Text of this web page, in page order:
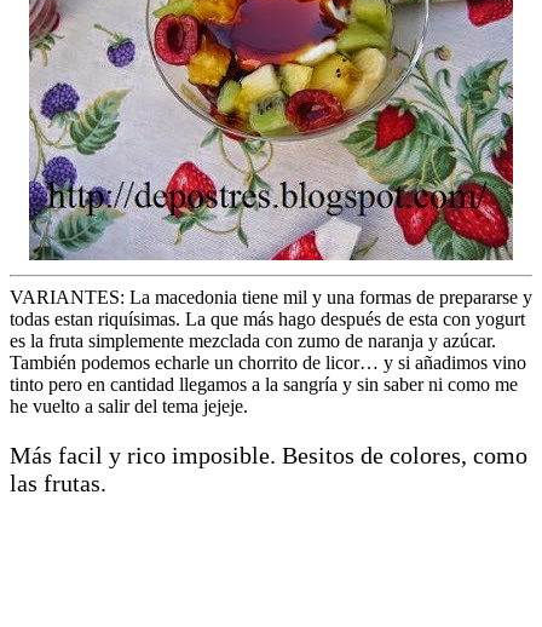
VARIANTES: La macedonia tiene mil y una formas de prepararse y
todas estan riquísimas. La que más hago después de esta con yogurt
es la fruta simplemente mezclada con zumo de naranja y azúcar.
También podemos echarle un chorrito de licor… y si añadimos vino
tinto pero en cantidad llegamos a la sangría y sin saber ni como me
he vuelto a salir del tema jejeje.
Más facil y rico imposible. Besitos de colores, como
las frutas.